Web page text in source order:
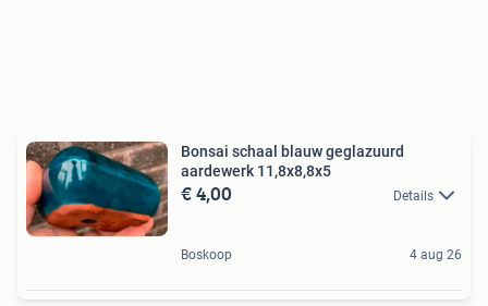
Bonsai schaal blauw geglazuurd
aardewerk 11,8x8,8x5
€ 4,00 Details
Boskoop 4 aug 26